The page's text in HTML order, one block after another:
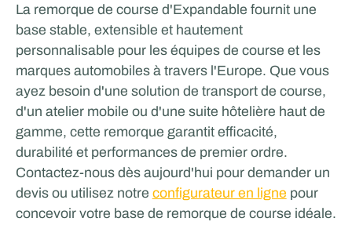
La remorque de course d'Expandable fournit une
base stable, extensible et hautement
personnalisable pour les équipes de course et les
marques automobiles à travers l'Europe. Que vous
ayez besoin d'une solution de transport de course,
d'un atelier mobile ou d'une suite hôtelière haut de
gamme, cette remorque garantit efficacité,
durabilité et performances de premier ordre.
Contactez-nous dès aujourd'hui pour demander un
devis ou utilisez notre configurateur en ligne pour
concevoir votre base de remorque de course idéale.